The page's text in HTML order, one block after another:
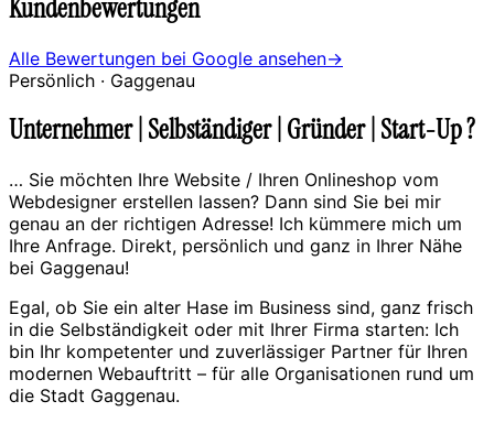
Kundenbewertungen
Alle Bewertungen bei Google ansehen→
Persönlich · Gaggenau
Unternehmer | Selbständiger | Gründer | Start-Up ?
… Sie möchten Ihre Website / Ihren Onlineshop vom
Webdesigner erstellen lassen? Dann sind Sie bei mir
genau an der richtigen Adresse! Ich kümmere mich um
Ihre Anfrage. Direkt, persönlich und ganz in Ihrer Nähe
bei Gaggenau!
Egal, ob Sie ein alter Hase im Business sind, ganz frisch
in die Selbständigkeit oder mit Ihrer Firma starten: Ich
bin Ihr kompetenter und zuverlässiger Partner für Ihren
modernen Webauftritt – für alle Organisationen rund um
die Stadt Gaggenau.